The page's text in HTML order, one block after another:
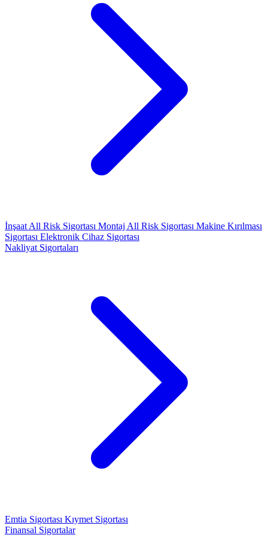
İnşaat All Risk Sigortası Montaj All Risk Sigortası Makine Kırılması
Sigortası Elektronik Cihaz Sigortası
Nakliyat Sigortaları
Emtia Sigortası Kıymet Sigortası
Finansal Sigortalar